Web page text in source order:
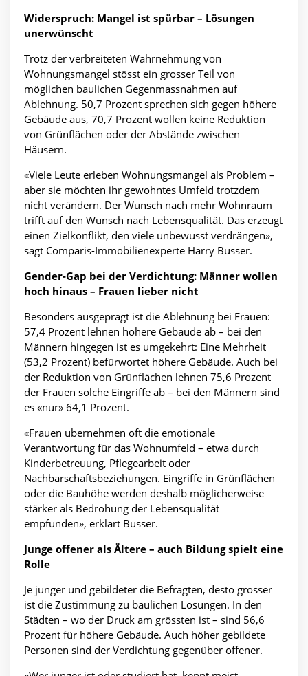
Widerspruch: Mangel ist spürbar – Lösungen
unerwünscht
Trotz der verbreiteten Wahrnehmung von
Wohnungsmangel stösst ein grosser Teil von
möglichen baulichen Gegenmassnahmen auf
Ablehnung. 50,7 Prozent sprechen sich gegen höhere
Gebäude aus, 70,7 Prozent wollen keine Reduktion
von Grünflächen oder der Abstände zwischen
Häusern.
«Viele Leute erleben Wohnungsmangel als Problem –
aber sie möchten ihr gewohntes Umfeld trotzdem
nicht verändern. Der Wunsch nach mehr Wohnraum
trifft auf den Wunsch nach Lebensqualität. Das erzeugt
einen Zielkonflikt, den viele unbewusst verdrängen»,
sagt Comparis-Immobilienexperte Harry Büsser.
Gender-Gap bei der Verdichtung: Männer wollen
hoch hinaus – Frauen lieber nicht
Besonders ausgeprägt ist die Ablehnung bei Frauen:
57,4 Prozent lehnen höhere Gebäude ab – bei den
Männern hingegen ist es umgekehrt: Eine Mehrheit
(53,2 Prozent) befürwortet höhere Gebäude. Auch bei
der Reduktion von Grünflächen lehnen 75,6 Prozent
der Frauen solche Eingriffe ab – bei den Männern sind
es «nur» 64,1 Prozent.
«Frauen übernehmen oft die emotionale
Verantwortung für das Wohnumfeld – etwa durch
Kinderbetreuung, Pflegearbeit oder
Nachbarschaftsbeziehungen. Eingriffe in Grünflächen
oder die Bauhöhe werden deshalb möglicherweise
stärker als Bedrohung der Lebensqualität
empfunden», erklärt Büsser.
Junge offener als Ältere – auch Bildung spielt eine
Rolle
Je jünger und gebildeter die Befragten, desto grösser
ist die Zustimmung zu baulichen Lösungen. In den
Städten – wo der Druck am grössten ist – sind 56,6
Prozent für höhere Gebäude. Auch höher gebildete
Personen sind der Verdichtung gegenüber offener.